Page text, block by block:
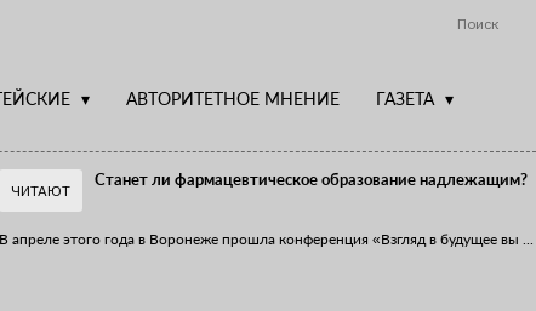
Поиск
АВТОРИТЕТНОЕ МНЕНИЕ ГАЗЕТА
ЧИТАЮТ
Станет ли фармацевтическое образование надлежащим?
В апреле этого года в Воронеже прошла конференция «Взгляд в будущее вы